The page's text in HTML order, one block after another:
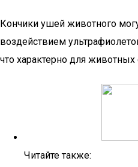
Кончики ушей животного
воздействием
что характерно для животных
Читайте также: